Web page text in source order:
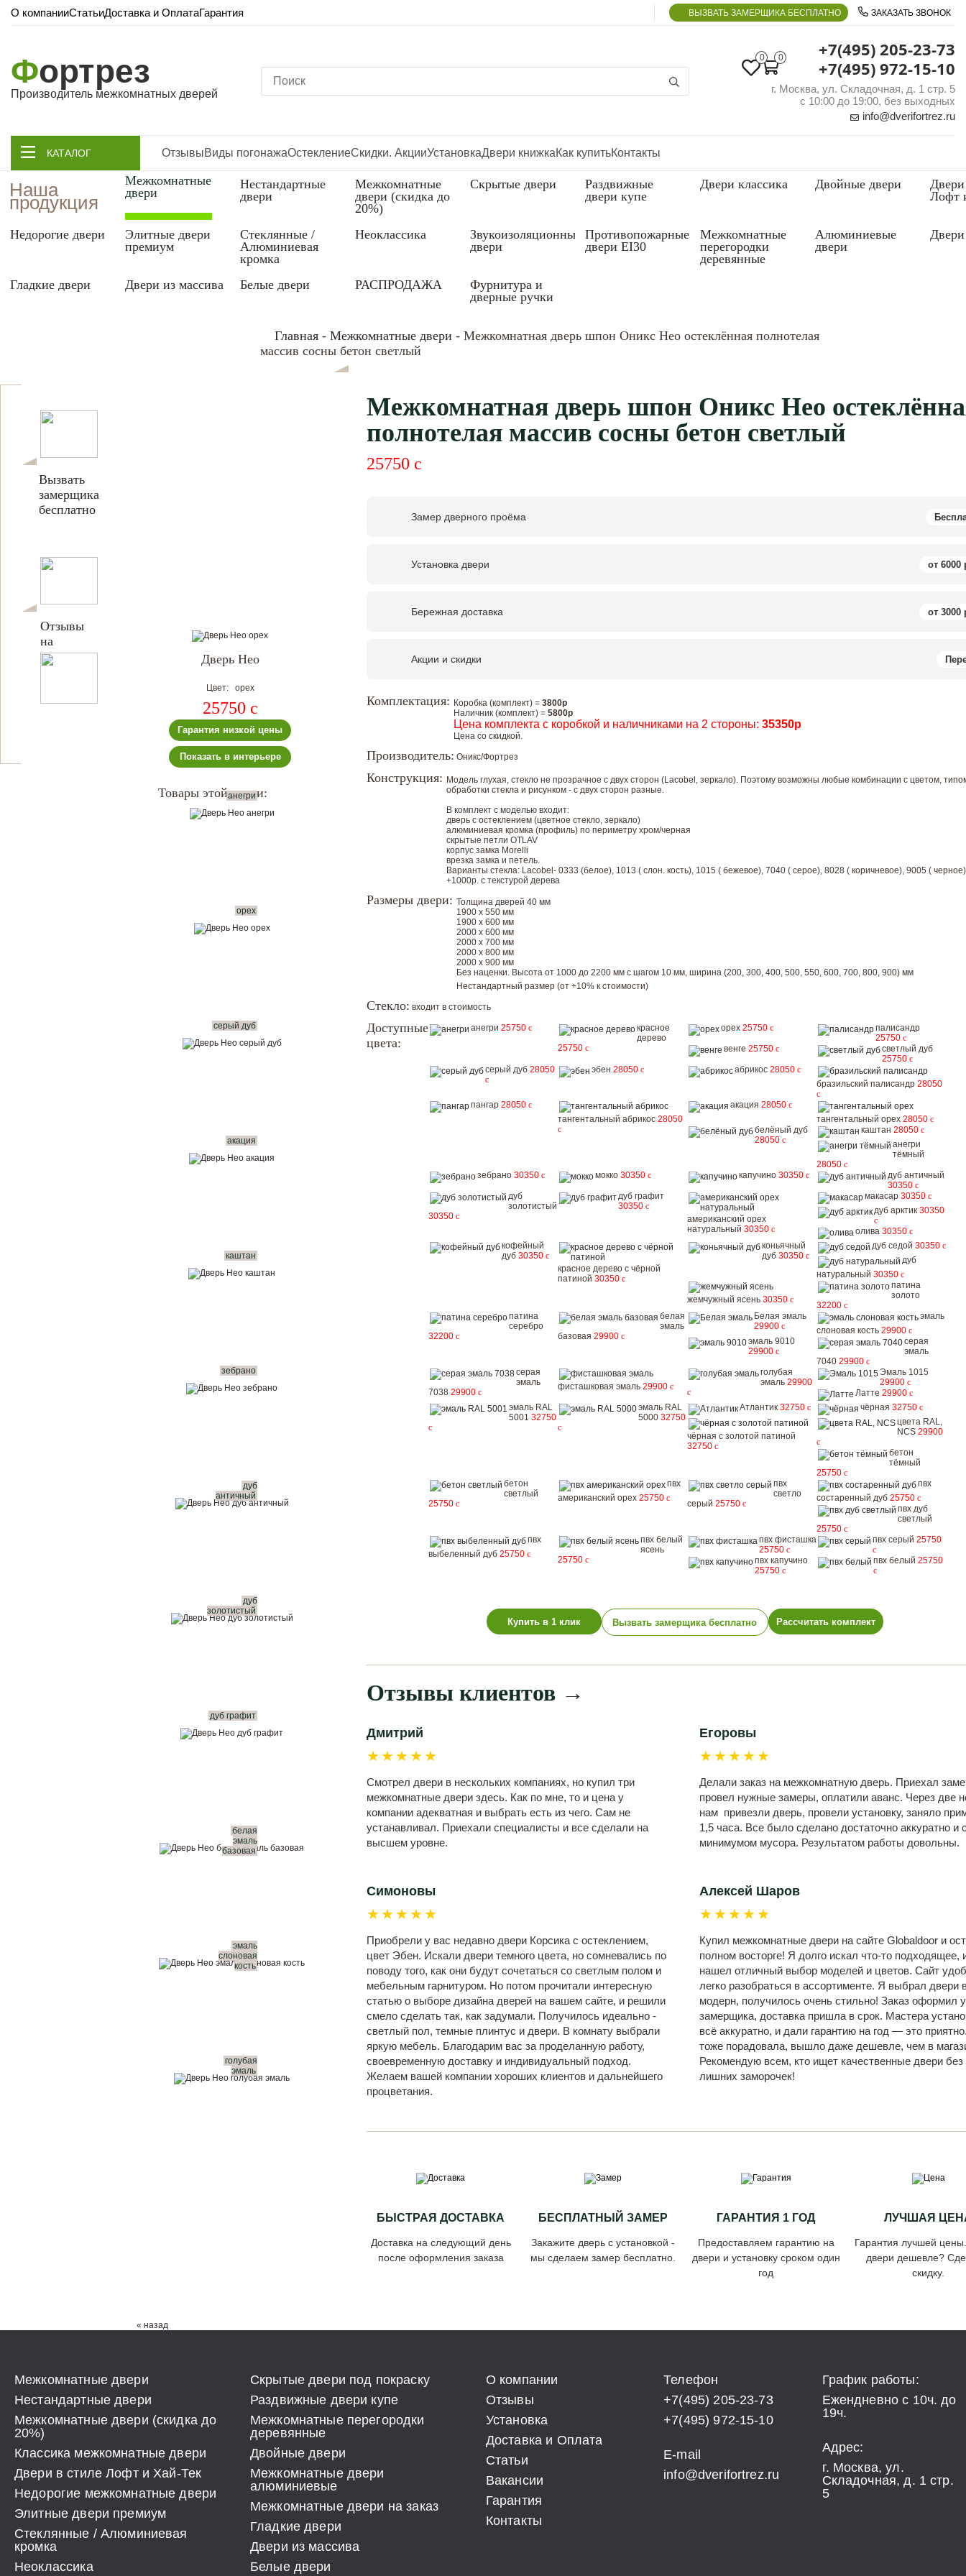
О компанииСтатьиДоставка и ОплатаГарантия ВЫЗВАТЬ ЗАМЕРЩИКА БЕСПЛАТНО ЗАКАЗАТЬ ЗВОНОК
Фортрез
Производитель межкомнатных дверей
0 0
+7(495) 205-23-73
+7(495) 972-15-10
г. Москва, ул. Складочная, д. 1 стр. 5
с 10:00 до 19:00, без выходных
info@dverifortrez.ru
КАТАЛОГ ОтзывыВиды погонажаОстеклениеСкидки. АкцииУстановкаДвери книжкаКак купитьКонтакты
Наша
продукция
Межкомнатные
двери
Нестандартные
двери
Межкомнатные
двери (скидка до
20%)
Скрытые двери
Раздвижные
двери купе
Двери классика Двойные двери
Лофт
Недорогие двери
Элитные двери
премиум
Стеклянные /
Алюминиевая
кромка
Неоклассика
Звукоизоляционные
двери
Противопожарные
двери EI30
Межкомнатные
перегородки
деревянные
Алюминиевые
двери
Двери
Гладкие двери Двери из массива Белые двери РАСПРОДАЖА
Фурнитура и
дверные ручки
Главная - Межкомнатные двери - Межкомнатная дверь шпон Оникс Нео остеклённая полнотелая
массив сосны бетон светлый
Вызвать
замерщика
бесплатно
Отзывы
на
Дверь Нео
Цвет: орех
25750 c
Гарантия низкой цены
Показать в интерьере
Товары этой серии:
анегри
орех
серый дуб
акация
каштан
зебрано
дуб
античный
дуб
золотистый
дуб графит
белая
эмаль
базовая
эмаль
слоновая
кость
голубая
эмаль
Межкомнатная дверь шпон Оникс Нео
полнотелая массив сосны бетон светлый
25750 c
Замер дверного проёма
Установка двери от 6000
Бережная доставка от 3000
Акции и скидки
Комплектация: Коробка (комплект) = 3800р
Наличник (комплект) = 5800р
Цена комплекта с коробкой и наличниками на 2 стороны: 35350р
Цена со скидкой.
Производитель: Оникс/Фортрез
Конструкция: Модель глухая, стекло не прозрачное с двух сторон (Lacobel, зеркало). Поэтому возможны любые комбинации с цветом,
обработки стекла и рисунком - с двух сторон разные.
В комплект с моделью входит:
дверь с остеклением (цветное стекло, зеркало)
алюминиевая кромка (профиль) по периметру хром/черная
скрытые петли OTLAV
корпус замка Morelli
врезка замка и петель.
Варианты стекла: Lacobel- 0333 (белое), 1013 ( слон. кость), 1015 ( бежевое), 7040 ( серое), 8028 ( коричневое), 9005 (
+1000р. с текстурой дерева
Размеры двери: Толщина дверей 40 мм
1900 х 550 мм
1900 х 600 мм
2000 х 600 мм
2000 х 700 мм
2000 х 800 мм
2000 х 900 мм
Без наценки. Высота от 1000 до 2200 мм с шагом 10 мм, ширина (200, 300, 400, 500, 550, 600, 700, 800, 900) мм
Нестандартный размер (от +10% к стоимости)
Стекло: входит в стоимость
Доступные
цвета:
анегри 25750 c
красное
дерево
25750 c
орех 25750 c
палисандр
25750 c
венге 25750 c
светлый дуб
25750 c
серый дуб 28050
c
эбен 28050 c абрикос 28050 c
бразильский палисандр 28050
c
пангар 28050 c
тангентальный абрикос 28050
c
акация 28050 c
тангентальный орех 28050 c
белёный дуб
28050 c
каштан 28050 c
анегри
тёмный
28050 c
зебрано 30350 c мокко 30350 c капучино 30350 c
дуб античный
30350 c
дуб
золотистый
30350 c
дуб графит
30350 c
американский орех
натуральный 30350 c
макасар 30350 c
дуб арктик 30350
c
олива 30350 c
кофейный
дуб 30350 c
красное дерево с чёрной
патиной 30350 c
коньячный
дуб 30350 c
дуб седой 30350 c
дуб
натуральный 30350 c
жемчужный ясень 30350 c
патина
золото
32200 c
патина
серебро
32200 c
белая
эмаль
базовая 29900 c
Белая эмаль
29900 c
эмаль
слоновая кость 29900 c
эмаль 9010
29900 c
серая
эмаль
7040 29900 c
серая
эмаль
7038 29900 c
фисташковая эмаль 29900 c
голубая
эмаль 29900
c
Эмаль 1015
29900 c
Латте 29900 c
эмаль RAL
5001 32750
c
эмаль RAL
5000 32750
c
Атлантик 32750 c чёрная 32750 c
чёрная с золотой патиной
32750 c
цвета RAL,
NCS 29900
c
бетон
тёмный
25750 c
бетон
светлый
25750 c
пвх
американский орех 25750 c
пвх
светло
серый 25750 c
пвх
состаренный дуб 25750 c
пвх дуб
светлый
25750 c
пвх
выбеленный дуб 25750 c
пвх белый
ясень
25750 c
пвх фисташка
25750 c
пвх серый 25750
c
пвх капучино
25750 c
пвх белый 25750
c
Купить в 1 клик Вызвать замерщика бесплатно Рассчитать комплект
Отзывы клиентов →
Дмитрий
★★★★★
Смотрел двери в нескольких компаниях, но купил три
межкомнатные двери здесь. Как по мне, то и цена у
компании адекватная и выбрать есть из чего. Сам не
устанавливал. Приехали специалисты и все сделали на
высшем уровне.
Егоровы
★★★★★
Делали заказ на межкомнатную дверь. Приехал
провел нужные замеры, оплатили аванс. Через две
нам привезли дверь, провели установку, заняло
1,5 часа. Все было сделано достаточно аккуратно и
минимумом мусора. Результатом работы довольны.
Симоновы
★★★★★
Приобрели у вас недавно двери Корсика с остеклением,
цвет Эбен. Искали двери темного цвета, но сомневались по
поводу того, как они будут сочетаться со светлым полом и
мебельным гарнитуром. Но потом прочитали интересную
статью о выборе дизайна дверей на вашем сайте, и решили
смело сделать так, как задумали. Получилось идеально -
светлый пол, темные плинтус и двери. В комнату выбрали
яркую мебель. Благодарим вас за проделанную работу,
своевременную доставку и индивидуальный подход.
Желаем вашей компании хороших клиентов и дальнейшего
процветания.
Алексей Шаров
★★★★★
Купил межкомнатные двери на сайте Globaldoor и
полном восторге! Я долго искал что-то подходящее,
нашел отличный выбор моделей и цветов. Сайт
легко разобраться в ассортименте. Я выбрал двери
модерн, получилось очень стильно! Заказ оформил у
замерщика, доставка пришла в срок. Мастера
всё аккуратно, и дали гарантию на год — это
тоже порадовала, вышло даже дешевле, чем в
Рекомендую всем, кто ищет качественные двери без
лишних заморочек!
БЫСТРАЯ ДОСТАВКА
Доставка на следующий день
после оформления заказа
БЕСПЛАТНЫЙ ЗАМЕР
Закажите дверь с установкой -
мы сделаем замер бесплатно.
ГАРАНТИЯ 1 ГОД
Предоставляем гарантию на
двери и установку сроком один
год
ЛУЧШАЯ
Гарантия лучшей
двери дешевле?
скидку.
« назад
Межкомнатные двери
Нестандартные двери
Межкомнатные двери (скидка до
20%)
Классика межкомнатные двери
Двери в стиле Лофт и Хай-Тек
Недорогие межкомнатные двери
Элитные двери премиум
Стеклянные / Алюминиевая
кромка
Неоклассика
Скрытые двери под покраску
Раздвижные двери купе
Межкомнатные перегородки
деревянные
Двойные двери
Межкомнатные двери
алюминиевые
Межкомнатные двери на заказ
Гладкие двери
Двери из массива
Белые двери
О компании
Отзывы
Установка
Доставка и Оплата
Статьи
Вакансии
Гарантия
Контакты
Телефон
+7(495) 205-23-73
+7(495) 972-15-10
E-mail
info@dverifortrez.ru
График работы:
Ежендневно с 10ч. до
19ч.
Адрес:
г. Москва, ул.
Складочная, д. 1 стр.
5